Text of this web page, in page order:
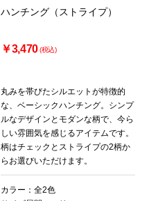
ハンチング（ストライプ）
￥3,470(税込)
丸みを帯びたシルエットが特徴的
な、ベーシックハンチング。シンプ
ルなデザインとモダンな柄で、今ら
しい雰囲気を感じるアイテムです。
柄はチェックとストライプの2柄か
らお選びいただけます。
カラー：全2色